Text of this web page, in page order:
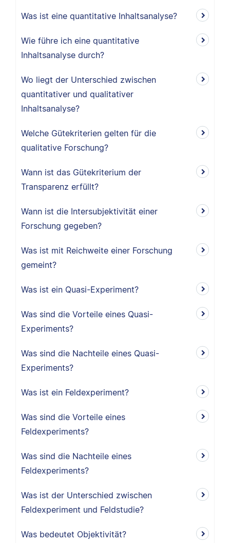
Was ist eine quantitative Inhaltsanalyse?
Wie führe ich eine quantitative
Inhaltsanalyse durch?
Wo liegt der Unterschied zwischen
quantitativer und qualitativer
Inhaltsanalyse?
Welche Gütekriterien gelten für die
qualitative Forschung?
Wann ist das Gütekriterium der
Transparenz erfüllt?
Wann ist die Intersubjektivität einer
Forschung gegeben?
Was ist mit Reichweite einer Forschung
gemeint?
Was ist ein Quasi-Experiment?
Was sind die Vorteile eines Quasi-
Experiments?
Was sind die Nachteile eines Quasi-
Experiments?
Was ist ein Feldexperiment?
Was sind die Vorteile eines
Feldexperiments?
Was sind die Nachteile eines
Feldexperiments?
Was ist der Unterschied zwischen
Feldexperiment und Feldstudie?
Was bedeutet Objektivität?